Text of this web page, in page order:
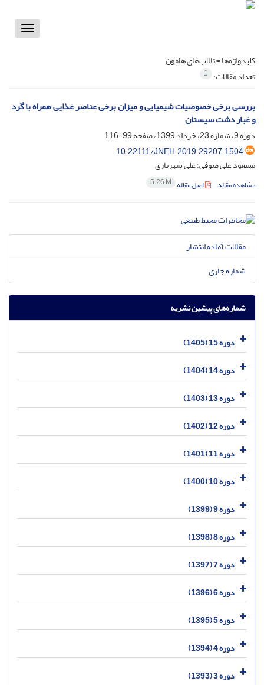
Toggle
کلیدواژه‌ها =تالاب‌های هامون
تعداد مقالات: 1
بررسی برخی خصوصیات شیمیایی و میزان برخی عناصر غذایی همراه با گرد
و غبار دشت سیستان
دوره 9، شماره 23، خرداد 1399، صفحه
99-116
10.22111/JNEH.2019.29207.1504
مسعود علی صوفی؛ علی شهریاری
مشاهده مقاله اصل مقاله 5.26 M
مقالات آماده انتشار
شماره جاری
شماره‌های پیشین نشریه
دوره 15 (1405)
دوره 14 (1404)
دوره 13 (1403)
دوره 12 (1402)
دوره 11 (1401)
دوره 10 (1400)
دوره 9 (1399)
دوره 8 (1398)
دوره 7 (1397)
دوره 6 (1396)
دوره 5 (1395)
دوره 4 (1394)
دوره 3 (1393)